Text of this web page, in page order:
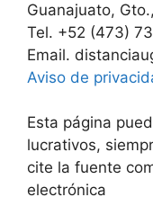
Guanajuato,
Tel. +52 (473)
Email.
Aviso de
Esta página
lucrativos,
cite la fuente
electrónica